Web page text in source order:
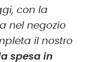
con la
nel negozio
il nostro
spesa in